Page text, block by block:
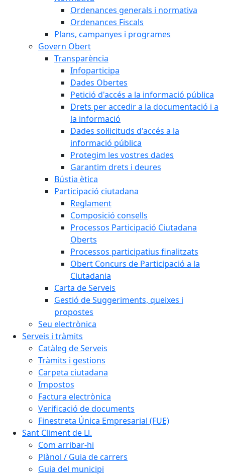
Ordenances generals i normativa
Ordenances Fiscals
Plans, campanyes i programes
Govern Obert
Transparència
Infoparticipa
Dades Obertes
Petició d'accés a la informació pública
Drets per accedir a la documentació i a
la informació
Dades sol·licituds d'accés a la
informació pública
Protegim les vostres dades
Garantim drets i deures
Bústia ètica
Participació ciutadana
Reglament
Composició consells
Processos Participació Ciutadana
Oberts
Processos participatius finalitzats
Obert Concurs de Participació a la
Ciutadania
Carta de Serveis
Gestió de Suggeriments, queixes i
propostes
Seu electrònica
Serveis i tràmits
Catàleg de Serveis
Tràmits i gestions
Carpeta ciutadana
Impostos
Factura electrònica
Verificació de documents
Finestreta Única Empresarial (FUE)
Sant Climent de Ll.
Com arribar-hi
Plànol / Guia de carrers
Guia del municipi